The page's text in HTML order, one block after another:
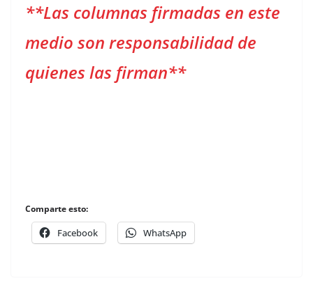
**Las columnas firmadas en este
medio son responsabilidad de
quienes las firman**
Comparte esto:
Facebook WhatsApp